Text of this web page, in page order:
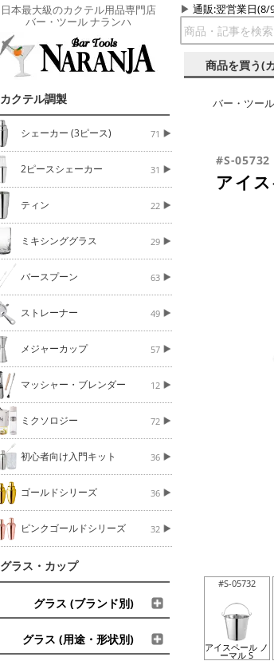
日本最大級のカクテル用品専門店
バー・ツール ナランハ
通販:翌営業日(8/
商品を買う(
カクテル調製
シェーカー (3ピース) 71
2ピースシェーカー 31
ティン 22
ミキシンググラス 29
バースプーン 63
ストレーナー 49
メジャーカップ 57
マッシャー・ブレンダー 12
ミクソロジー 72
初心者向け入門キット 36
ゴールドシリーズ 36
ピンクゴールドシリーズ 32
グラス・カップ
グラス (ブランド別)
グラス (用途・形状別)
バー・ツール
#S-
アイ
#S-05732
アイスペール ノ
ーマル S